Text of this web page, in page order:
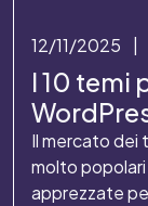
12/11/2025
I 10 temi
Il mercato dei
molto popolari
apprezzate